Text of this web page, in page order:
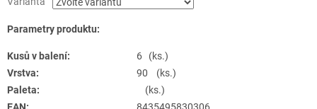
Parametry produktu:
Kusů v balení:
6 (ks.)
Vrstva:
90 (ks.)
Paleta:
(ks.)